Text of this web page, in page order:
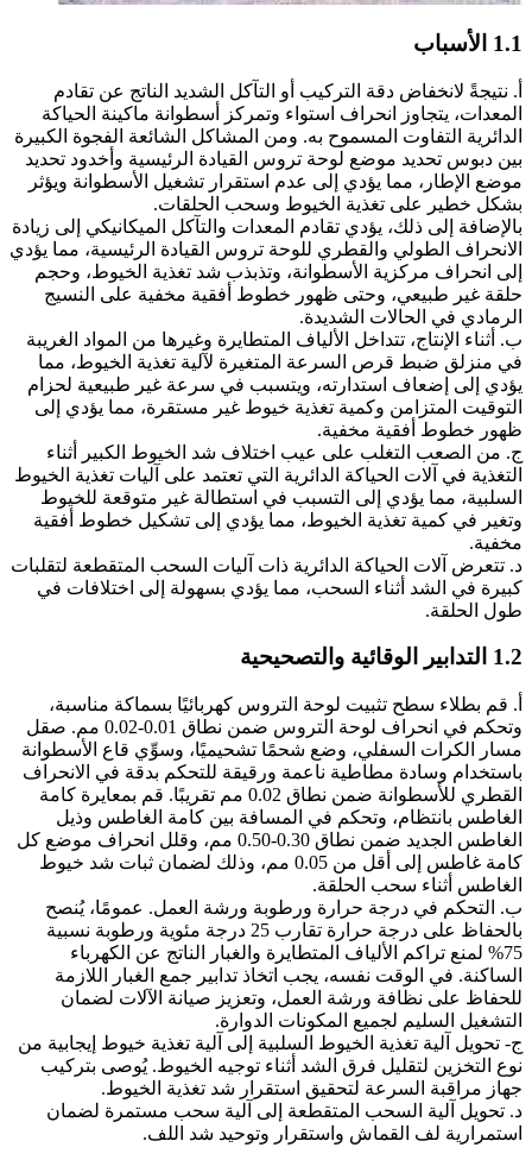
1.1 الأسباب
أ. نتيجةً لانخفاض دقة التركيب أو التآكل الشديد الناتج عن تقادم
المعدات، يتجاوز انحراف استواء وتمركز أسطوانة ماكينة الحياكة
الدائرية التفاوت المسموح به. ومن المشاكل الشائعة الفجوة الكبيرة
بين دبوس تحديد موضع لوحة تروس القيادة الرئيسية وأخدود تحديد
موضع الإطار، مما يؤدي إلى عدم استقرار تشغيل الأسطوانة ويؤثر
بشكل خطير على تغذية الخيوط وسحب الحلقات.
بالإضافة إلى ذلك، يؤدي تقادم المعدات والتآكل الميكانيكي إلى زيادة
الانحراف الطولي والقطري للوحة تروس القيادة الرئيسية، مما يؤدي
إلى انحراف مركزية الأسطوانة، وتذبذب شد تغذية الخيوط، وحجم
حلقة غير طبيعي، وحتى ظهور خطوط أفقية مخفية على النسيج
الرمادي في الحالات الشديدة.
ب. أثناء الإنتاج، تتداخل الألياف المتطايرة وغيرها من المواد الغريبة
في منزلق ضبط قرص السرعة المتغيرة لآلية تغذية الخيوط، مما
يؤدي إلى إضعاف استدارته، ويتسبب في سرعة غير طبيعية لحزام
التوقيت المتزامن وكمية تغذية خيوط غير مستقرة، مما يؤدي إلى
ظهور خطوط أفقية مخفية.
ج. من الصعب التغلب على عيب اختلاف شد الخيوط الكبير أثناء
التغذية في آلات الحياكة الدائرية التي تعتمد على آليات تغذية الخيوط
السلبية، مما يؤدي إلى التسبب في استطالة غير متوقعة للخيوط
وتغير في كمية تغذية الخيوط، مما يؤدي إلى تشكيل خطوط أفقية
مخفية.
د. تتعرض آلات الحياكة الدائرية ذات آليات السحب المتقطعة لتقلبات
كبيرة في الشد أثناء السحب، مما يؤدي بسهولة إلى اختلافات في
طول الحلقة.
1.2 التدابير الوقائية والتصحيحية
أ. قم بطلاء سطح تثبيت لوحة التروس كهربائيًا بسماكة مناسبة،
وتحكم في انحراف لوحة التروس ضمن نطاق 0.01-0.02 مم. صقل
مسار الكرات السفلي، وضع شحمًا تشحيميًا، وسوِّي قاع الأسطوانة
باستخدام وسادة مطاطية ناعمة ورقيقة للتحكم بدقة في الانحراف
القطري للأسطوانة ضمن نطاق 0.02 مم تقريبًا. قم بمعايرة كامة
الغاطس بانتظام، وتحكم في المسافة بين كامة الغاطس وذيل
الغاطس الجديد ضمن نطاق 0.30-0.50 مم، وقلل انحراف موضع كل
كامة غاطس إلى أقل من 0.05 مم، وذلك لضمان ثبات شد خيوط
الغاطس أثناء سحب الحلقة.
ب. التحكم في درجة حرارة ورطوبة ورشة العمل. عمومًا، يُنصح
بالحفاظ على درجة حرارة تقارب 25 درجة مئوية ورطوبة نسبية
75% لمنع تراكم الألياف المتطايرة والغبار الناتج عن الكهرباء
الساكنة. في الوقت نفسه، يجب اتخاذ تدابير جمع الغبار اللازمة
للحفاظ على نظافة ورشة العمل، وتعزيز صيانة الآلات لضمان
التشغيل السليم لجميع المكونات الدوارة.
ج- تحويل آلية تغذية الخيوط السلبية إلى آلية تغذية خيوط إيجابية من
نوع التخزين لتقليل فرق الشد أثناء توجيه الخيوط. يُوصى بتركيب
جهاز مراقبة السرعة لتحقيق استقرار شد تغذية الخيوط.
د. تحويل آلية السحب المتقطعة إلى آلية سحب مستمرة لضمان
استمرارية لف القماش واستقرار وتوحيد شد اللف.